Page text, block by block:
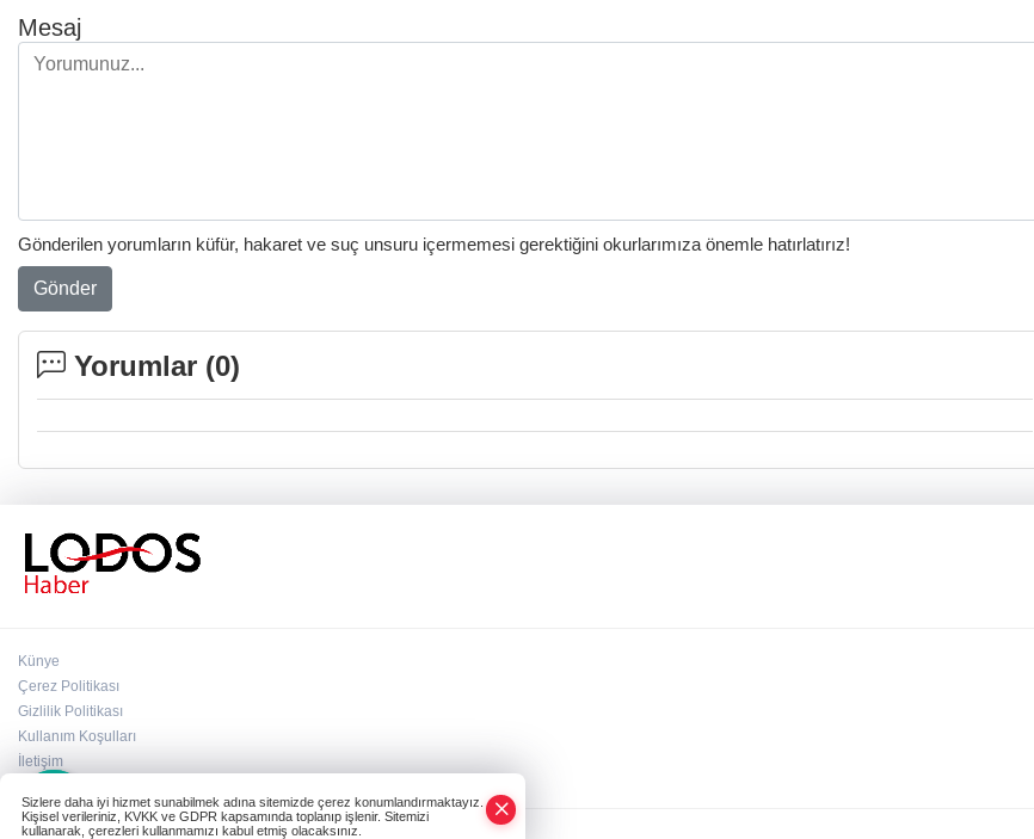
Mesaj
Gönderilen yorumların küfür, hakaret ve suç unsuru içermemesi gerektiğini okurlarımıza önemle hatırlatırız!
Gönder
Yorumlar (0)
Künye
Çerez Politikası
Gizlilik Politikası
Kullanım Koşulları
İletişim
Sizlere daha iyi hizmet sunabilmek adına sitemizde çerez konumlandırmaktayız.
Kişisel verileriniz, KVKK ve GDPR kapsamında toplanıp işlenir. Sitemizi
kullanarak, çerezleri kullanmamızı kabul etmiş olacaksınız.
Whatsapp×